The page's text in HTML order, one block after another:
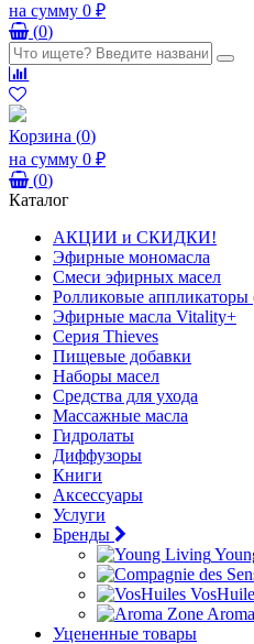
на сумму 0 ₽
(0)
Корзина (0)
на сумму 0 ₽
(0)
Каталог
АКЦИИ и СКИДКИ!
Эфирные мономасла
Смеси эфирных масел
Ролликовые аппликаторы
Эфирные масла Vitality+
Серия Thieves
Пищевые добавки
Наборы масел
Средства для ухода
Массажные масла
Гидролаты
Диффузоры
Книги
Аксессуары
Услуги
Бренды
Уцененные товары